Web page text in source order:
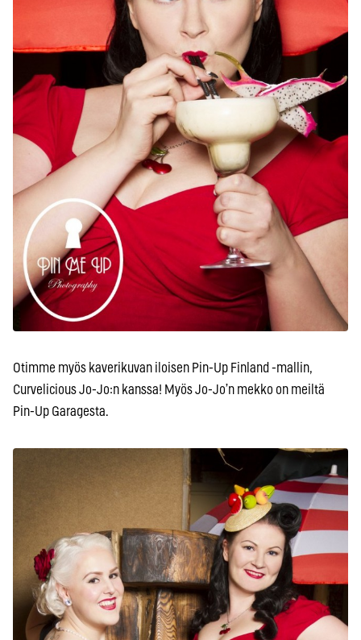
Otimme myös kaverikuvan iloisen Pin-Up Finland -mallin,
Curvelicious Jo-Jo:n kanssa! Myös Jo-Jo’n mekko on meiltä
Pin-Up Garagesta.